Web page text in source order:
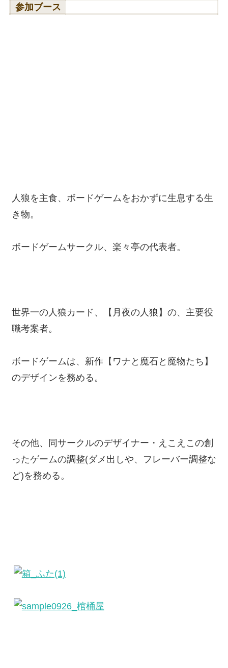
参加ブース
人狼を主食、ボードゲームをおかずに生息する生
き物。
ボードゲームサークル、楽々亭の代表者。
世界一の人狼カード、【月夜の人狼】の、主要役
職考案者。
ボードゲームは、新作【ワナと魔石と魔物たち】
のデザインを務める。
その他、同サークルのデザイナー・えこえこの創
ったゲームの調整(ダメ出しや、フレーバー調整な
ど)を務める。